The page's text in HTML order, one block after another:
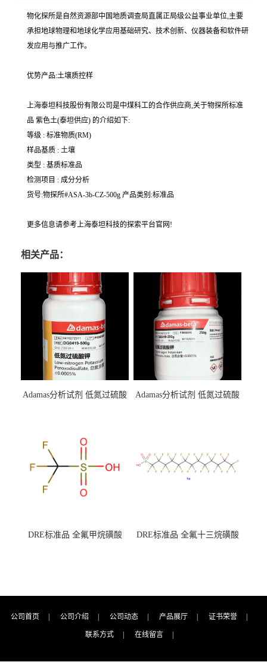
物化探所是自然资源部中国地质调查局直属正局级公益事业单位,主要
承担地球物理和地球化学应用基础研究、技术创新、仪器装备和软件研
发应用与推广工作。
优势产品:土壤质控样
上海泰坦科技股份有限公司是中煤科工的合作供应商,关于物探所标准
品 紫色土(泰坦供应) 的介绍如下:
等级 : 标准物质(RM)
样品基质 : 土壤
类型 : 基质标准品
检测项目 : 成分分析
货号:物探所#ASA-3b-CZ-500g 产品类别:标准品
更多信息请参考上海泰坦科技的探索平台官网!
相关产品：
Adamas分析试剂 低氮过硫酸
（泰坦现货供应）
Adamas分析试剂 低氮过硫酸
DRE标准品 全氟甲烷磺酸
DRE标准品 全氟十三烷磺酸
公司首页 公司介绍 公司动态 产品展厅 证书荣誉
联系方式 在线留言